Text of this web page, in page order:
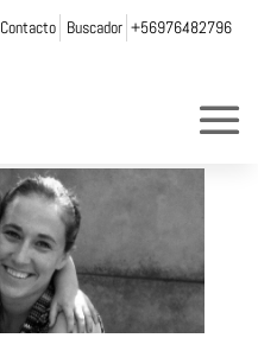
Contacto Buscador +56976482796